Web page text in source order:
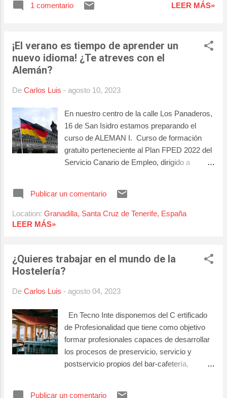
DEL MÓVIL INICIACIÓN AL USO DEL
aprender a desenvolverse en el uso de
estos dispositivos electrónicos. Los talleres
interesado/a en esta oferta ponte en contacto
teléfono: 922 391 554. Por WhatsApp: 638
Panaderos, 16 en San Isidro. Horario de
Atención al Público: de lunes a viernes de
1 comentario LEER MÁS»
¡El verano es tiempo de aprender un
nuevo idioma! ¿Te atreves con el
Alemán?
De Carlos Luis - agosto 10, 2023
En nuestro centro de la calle Los Panaderos,
16 de San Isidro estamos preparando el
curso de ALEMAN I. Curso de formación
gratuito perteneciente al Plan FPED 2022 del
Servicio Canario de Empleo, dirigido a
nuestra web los contenidos y objetivos de
este curso, y en el caso de estar
922 391 554, o pásate por nuestro centro
donde estaremos encantados de atenderte
y de 16:00 a 20.00 horas. No dejes pasar
Publicar un comentario
Location: Granadilla, Santa Cruz de Tenerife, España
LEER MÁS»
¿Quieres trabajar en el mundo de la
Hostelería?
De Carlos Luis - agosto 04, 2023
En Tecno Inte disponemos del C ertificado
de Profesionalidad que tiene como objetivo
formar profesionales capaces de desarrollar
los procesos de preservicio, servicio y
postservicio propios del bar-cafetería,
Publicar un comentario